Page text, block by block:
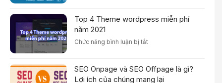
ảnh
hình
tính
Download
mới
4/2022
Top 4 Theme wordpress miễn phí
năm 2021
Chức năng bình luận bị tắtở
Theme
wordpress
SEO Onpage và SEO Offpage là gì?
Lợi ích của chúng mang lại